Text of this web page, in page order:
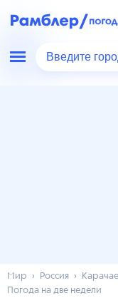
Введите
Мир Россия
Погода на две недели